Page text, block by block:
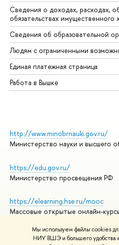
Мы используем файлы cookies
НИУ ВШЭ и большего удобства
Сведения о доходах, расходах,
обязательствах имущественного
Сведения об образовательной
Людям с ограниченными
Единая платежная страница
Работа в Вышке
http://www.minobrnauki.gov.ru/
Министерство науки и высшего
https://edu.gov.ru/
Министерство просвещения РФ
https://elearning.hse.ru/mooc
Массовые открытые онлайн-